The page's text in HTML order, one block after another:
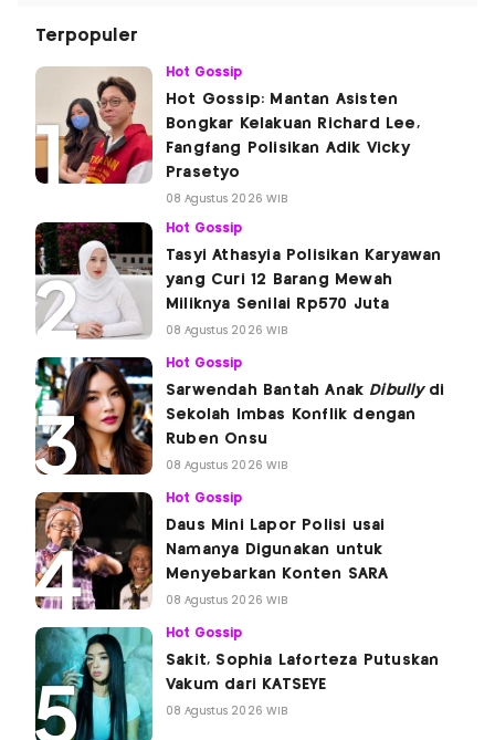
Terpopuler
Hot Gossip
Hot Gossip: Mantan Asisten
Bongkar Kelakuan Richard Lee,
Fangfang Polisikan Adik Vicky
Prasetyo
08 Agustus 2026 WIB
Hot Gossip
Tasyi Athasyia Polisikan Karyawan
yang Curi 12 Barang Mewah
Miliknya Senilai Rp570 Juta
08 Agustus 2026 WIB
Hot Gossip
Sarwendah Bantah Anak Dibullydi
Sekolah Imbas Konflik dengan
Ruben Onsu
08 Agustus 2026 WIB
Hot Gossip
Daus Mini Lapor Polisi usai
Namanya Digunakan untuk
Menyebarkan Konten SARA
08 Agustus 2026 WIB
Hot Gossip
Sakit, Sophia Laforteza Putuskan
Vakum dari KATSEYE
08 Agustus 2026 WIB